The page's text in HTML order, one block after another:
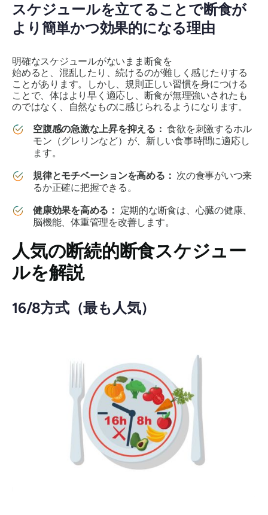
スケジュールを立てることで断食が
より簡単かつ効果的になる理由
明確なスケジュールがないまま断食を
始めると、混乱したり、続けるのが難しく感じたりする
ことがあります。しかし、規則正しい習慣を身につける
ことで、体はより早く適応し、断食が無理強いされたも
のではなく、自然なものに感じられるようになります。
空腹感の急激な上昇を抑える： 食欲を刺激するホル
モン（グレリンなど）が、新しい食事時間に適応し
ます。
規律とモチベーションを高める： 次の食事がいつ来
るか正確に把握できる。
健康効果を高める： 定期的な断食は、心臓の健康、
脳機能、体重管理を改善します。
人気の断続的断食スケジュー
ルを解説
16/8方式（最も人気）